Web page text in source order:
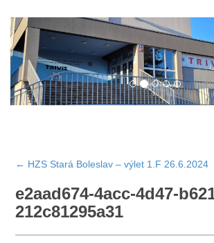
← HZS Stará Boleslav – výlet 1.F 26.6.2024
e2aad674-4acc-4d47-
212c81295a31